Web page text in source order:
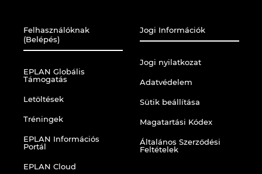
Felhasználóknak
(Belépés)
EPLAN Globális
Támogatás
Letöltések
Tréningek
EPLAN Információs
Portál
EPLAN Cloud
Jogi Információk
Jogi nyilatkozat
Adatvédelem
Sütik beállítása
Magatartási Kódex
Általános Szerződési
Feltételek